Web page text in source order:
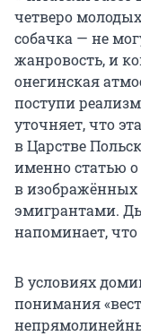
четверо
собачка — не
жанровость, и
онегинская
поступи
уточняет, что
в Царстве
именно статью
в изображённых
эмигрантами.
напоминает, что
В условиях
понимания